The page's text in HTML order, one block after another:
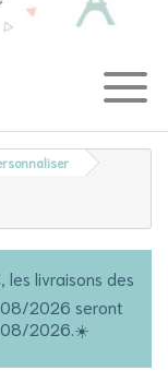
les livraisons des
2026 seront
08/2026.☀️